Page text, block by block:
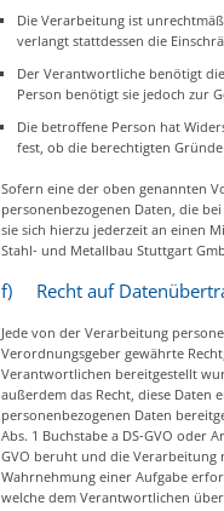
Die Verarbeitung ist
verlangt stattdessen die
Der Verantwortliche benötigt
Person benötigt sie jedoch zur
Die betroffene Person hat
fest, ob die berechtigten
Sofern eine der oben genannten
personenbezogenen Daten, die
sie sich hierzu jederzeit an einen
Stahl- und Metallbau Stuttgart
f) Recht auf
Jede von der Verarbeitung
Verordnungsgeber gewährte
Verantwortlichen bereitgestellt
außerdem das Recht, diese
personenbezogenen Daten
Abs. 1 Buchstabe a DS-GVO oder
GVO beruht und die
Wahrnehmung einer Aufgabe
welche dem Verantwortlichen